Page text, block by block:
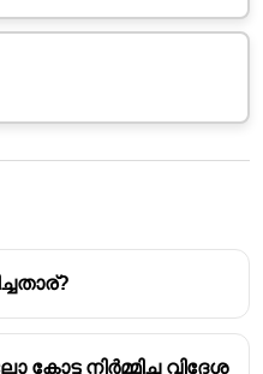
നിർമ്മിച്ച വിദേശ